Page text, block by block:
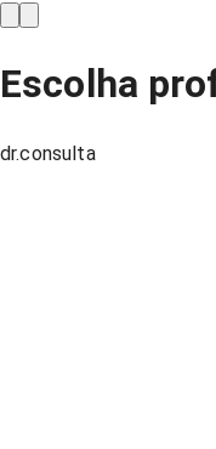
Escolha
dr.consulta